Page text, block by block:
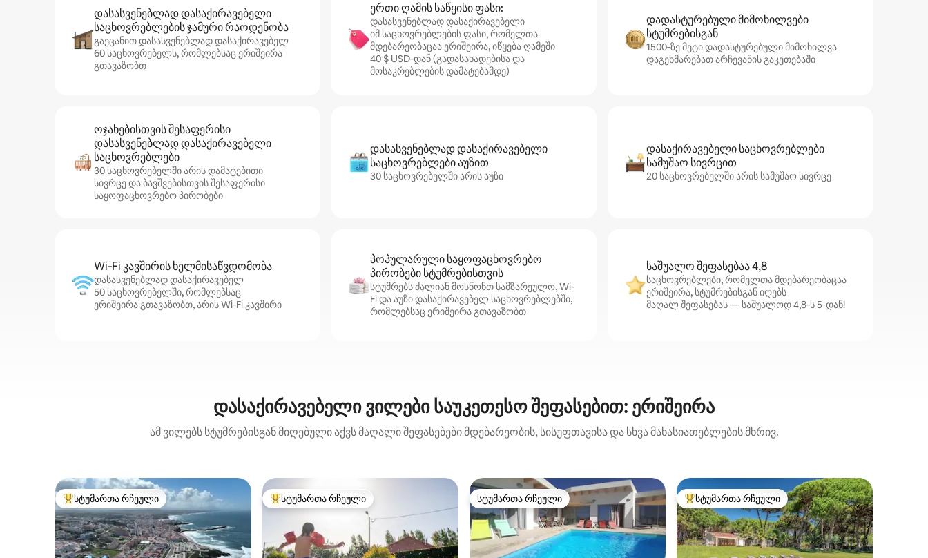
დასასვენებლად დასაქირავებელი
საცხოვრებლების ჯამური რაოდენობა
გაეცანით დასასვენებლად დასაქირავებელ
60 საცხოვრებელს, რომლებსაც ერიშეირა
გთავაზობთ
ერთი ღამის საწყისი ფასი:
დასასვენებლად დასაქირავებელი
იმ საცხოვრებლების ფასი, რომელთა
მდებარეობაცაა ერიშეირა, იწყება ღამეში
40 $ USD‑დან (გადასახადებისა და
მოსაკრებლების დამატებამდე)
დადასტურებული მიმოხილვები
სტუმრებისგან
1500‑ზე მეტი დადასტურებული მიმოხილვა
დაგეხმარებათ არჩევანის გაკეთებაში
ოჯახებისთვის შესაფერისი
დასასვენებლად დასაქირავებელი
საცხოვრებლები
30 საცხოვრებელში არის დამატებითი
სივრცე და ბავშვებისთვის შესაფერისი
საყოფაცხოვრებო პირობები
დასასვენებლად დასაქირავებელი
საცხოვრებლები აუზით
30 საცხოვრებელში არის აუზი
დასაქირავებელი საცხოვრებლები
სამუშაო სივრცით
20 საცხოვრებელში არის სამუშაო სივრცე
Wi‑Fi კავშირის ხელმისაწვდომობა
დასასვენებლად დასაქირავებელ
50 საცხოვრებელში, რომლებსაც
ერიშეირა გთავაზობთ, არის Wi‑Fi კავშირი
პოპულარული საყოფაცხოვრებო
პირობები სტუმრებისთვის
სტუმრებს ძალიან მოსწონთ სამზარეულო, Wi-
Fi და აუზი დასაქირავებელ საცხოვრებლებში,
რომლებსაც ერიშეირა გთავაზობთ
საშუალო შეფასებაა 4,8
საცხოვრებლები, რომელთა მდებარეობაცაა
ერიშეირა, სტუმრებისგან იღებს
მაღალ შეფასებას — საშუალოდ 4,8‑ს 5‑დან!
დასაქირავებელი ვილები საუკეთესო შეფასებით: ერიშეირა
ამ ვილებს სტუმრებისგან მიღებული აქვს მაღალი შეფასებები მდებარეობის, სისუფთავისა და სხვა მახასიათებლების მხრივ.
სტუმართა რჩეული მოწინავე ვარიანტი
სტუმართა რჩეული სტუმართა რჩეული მოწინავე ვარიანტი
სტუმართა რჩეული სტუმართა რჩეული
სტუმართა რჩეული სტუმართა რჩეული მოწინავე ვარიანტი
სტუმართა რჩეული